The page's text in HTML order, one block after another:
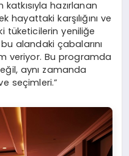
hazırlanan
hayattaki karşılığını ve
tüketicilerin yeniliğe
alandaki çabalarını
veriyor. Bu programda
aynı zamanda
seçimleri.”